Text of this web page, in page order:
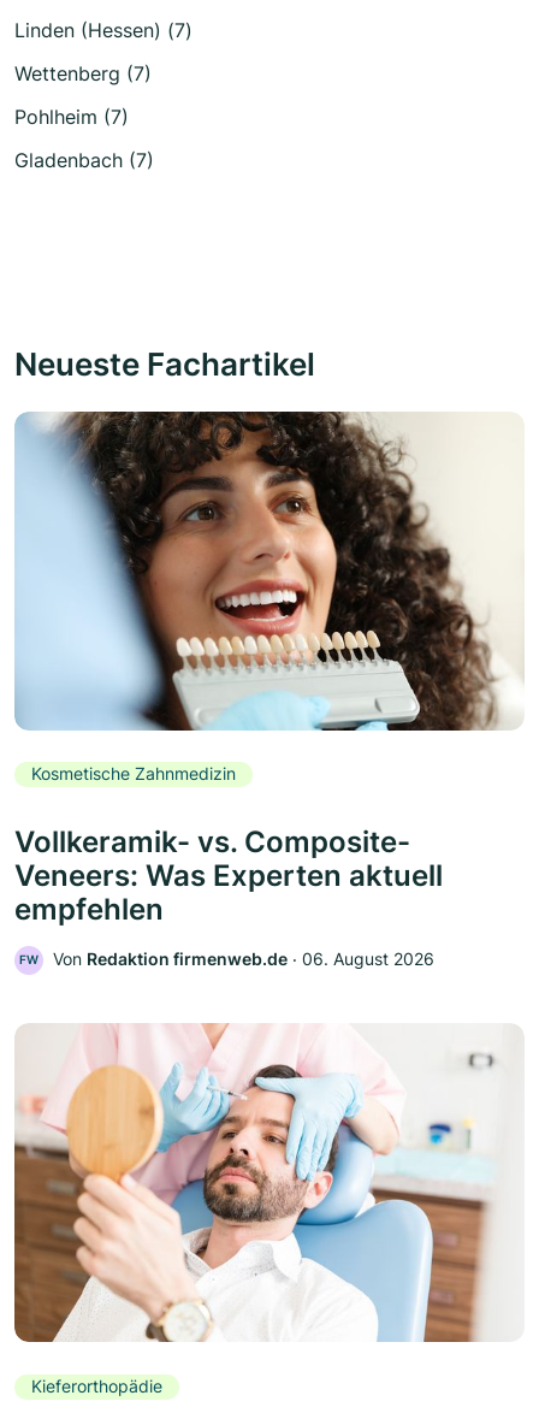
Linden (Hessen) (7)
Wettenberg (7)
Pohlheim (7)
Gladenbach (7)
Neueste Fachartikel
Kosmetische Zahnmedizin
Vollkeramik- vs. Composite-
Veneers: Was Experten aktuell
empfehlen
FW Von Redaktion firmenweb.de ‧ 06. August 2026
Kieferorthopädie